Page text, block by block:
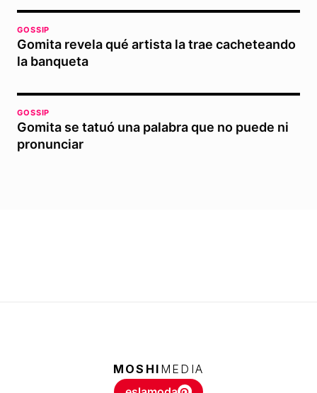
GOSSIP
Gomita revela qué artista la trae cacheteando
la banqueta
GOSSIP
Gomita se tatuó una palabra que no puede ni
pronunciar
MOSHI MEDIA